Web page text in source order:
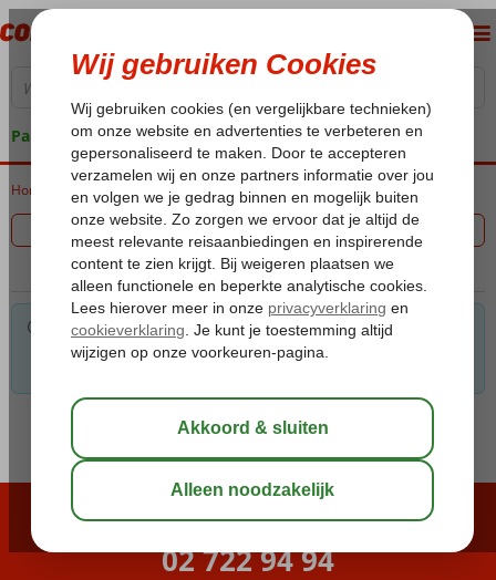
Pakketgarantie
Home Vakantie reizen
Filter 0 aanbiedingen
Voor de gekozen criteria hebben we helaas geen
mogelijkheden. Tip: verwijder een of meerdere criteria om toch
02 722 94 94